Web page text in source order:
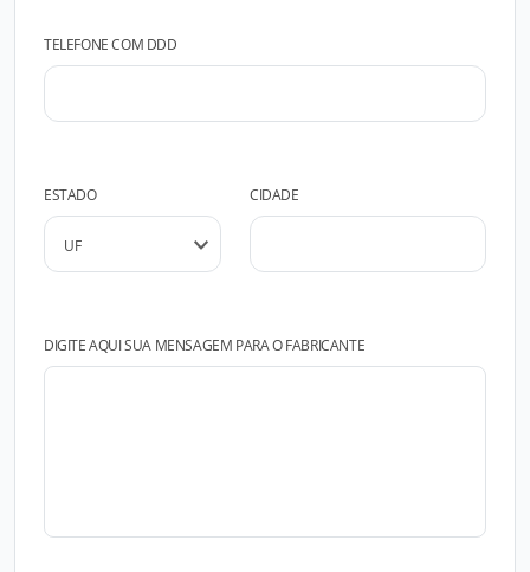
TELEFONE COM DDD
ESTADO CIDADE
DIGITE AQUI SUA MENSAGEM PARA O FABRICANTE